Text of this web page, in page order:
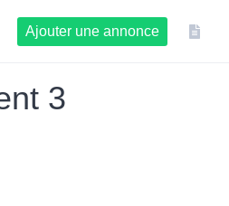
Ajouter une annonce
3